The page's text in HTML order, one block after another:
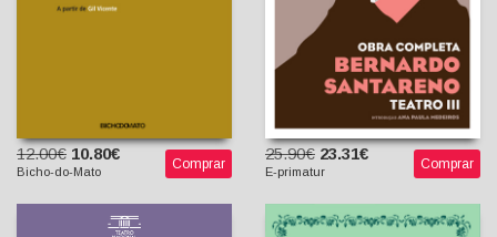
12.00€ 10.80€
Bicho-do-Mato Comprar
25.90€ 23.31€
E-primatur Comprar